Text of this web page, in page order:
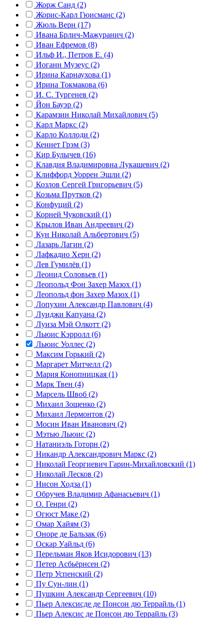
Жорж Санд (2)
Жорис-Карл Гюисманс (2)
Жюль Верн (17)
Ивана Брлич-Мажуранич (2)
Иван Ефремов (8)
Ильф И., Петров Е. (4)
Иоганн Музеус (2)
Ирина Карнаухова (1)
Ирина Токмакова (6)
И. С. Тургенев (2)
Йон Бауэр (2)
Карамзин Николай Михайлович (5)
Карл Маркс (2)
Карло Коллоди (2)
Кеннет Грэм (3)
Кир Булычев (16)
Клавдия Владимировна Лукашевич (2)
Клиффорд Уоррен Эшли (2)
Козлов Сергей Григорьевич (5)
Козьма Прутков (2)
Конфуций (2)
Корней Чуковский (1)
Крылов Иван Андреевич (2)
Кун Николай Альбертович (5)
Лазарь Лагин (2)
Лафкадио Херн (2)
Лев Гумилёв (1)
Леонид Соловьев (1)
Леопольд Фон Захер Мазох (1)
Леопольд фон Захер Мазох (1)
Лопухин Александр Павлович (4)
Луиджи Капуана (2)
Луиза Мэй Олкотт (2)
Льюис Кэрролл (6)
Льюис Уоллес (2)
Максим Горький (2)
Маргарет Митчелл (2)
Мария Конопницкая (1)
Марк Твен (4)
Марсель Швоб (2)
Михаил Зощенко (2)
Михаил Лермонтов (2)
Мосин Иван Иванович (2)
Мэтью Льюис (2)
Натаниэль Готорн (2)
Никандр Александрович Маркс (2)
Николай Георгиевич Гарин-Михайловский (1)
Николай Лесков (2)
Нисон Ходза (1)
Обручев Владимир Афанасьевич (1)
О. Генри (2)
Огюст Маке (2)
Омар Хайям (3)
Оноре де Бальзак (6)
Оскар Уайльд (6)
Перельман Яков Исидорович (13)
Петер Асбьёрнсен (2)
Петр Успенский (2)
Пу Сун-лин (1)
Пушкин Александр Сергеевич (10)
Пьер Алексисде де Понсон дю Террайль (1)
Пьер Алексис де Понсон дю Террайль (3)